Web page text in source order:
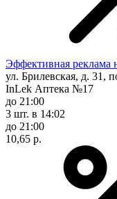
Эффективная реклама
ул. Брилевская, д. 31,
InLek Аптека №17
до 21:00
3 шт. в 14:02
до 21:00
10,65 р.